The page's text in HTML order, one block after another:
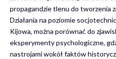
propagandzie tlenu do tworzenia
Działania na poziomie
Kijowa, można porównać do
eksperymenty psychologiczne,
nastrojami wokół faktów